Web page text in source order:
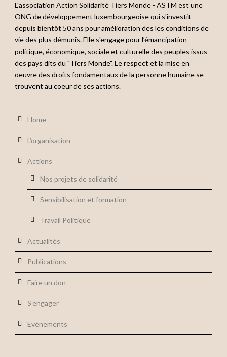
L'association Action Solidarité Tiers Monde - ASTM est une
ONG de développement luxembourgeoise qui s'investit
depuis bientôt 50 ans pour amélioration des les conditions de
vie des plus démunis. Elle s'engage pour l’émancipation
politique, économique, sociale et culturelle des peuples issus
des pays dits du "Tiers Monde". Le respect et la mise en
oeuvre des droits fondamentaux de la personne humaine se
trouvent au coeur de ses actions.
Home
L’organisation
Actions
Nos projets de solidarité
Sensibilisation et formation
Travail Politique
Actualités
Publications
Faire un don
S’engager
Evénements